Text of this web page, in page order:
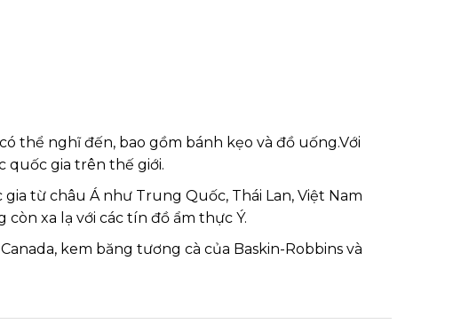
thể nghĩ đến, bao gồm bánh kẹo và đồ uống.Với
quốc gia trên thế giới.
từ châu Á như Trung Quốc, Thái Lan, Việt Nam
xa lạ với các tín đồ ẩm thực Ý.
kem băng tương cà của Baskin-Robbins và